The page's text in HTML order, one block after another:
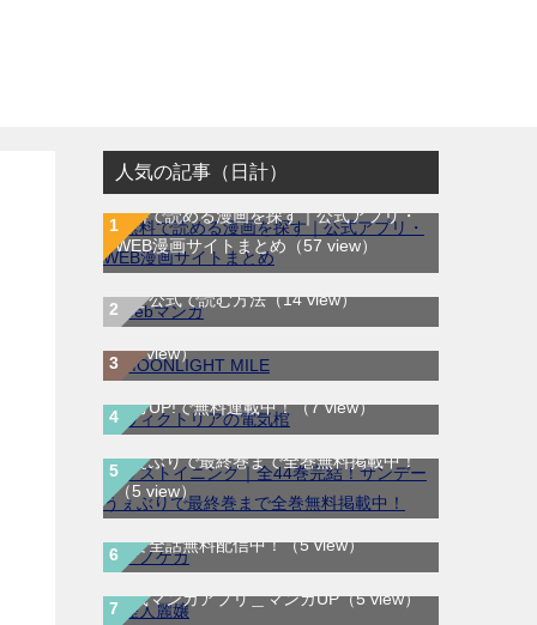
人気の記事（日計）
無料で読める漫画を探す｜公式アプリ・
WEB漫画サイトまとめ （57 view）
WEB漫画サイト一覧｜ブラウザで無料漫
画を公式で読む方法（14 view）
MOONLIGHT MILE｜最新刊第23巻！マ
ンガワンで最新刊まで全巻無料配信中！
（8 view）
ヴィクトリアの電気棺｜最新刊第2巻！マ
ンガUP!で無料連載中！（7 view）
ラストイニング｜全44巻完結！サンデー
うぇぶりで最終巻まで全巻無料掲載中！
（5 view）
テノゲカ｜最新刊第2巻！サンデーうぇぶ
りで全話無料配信中！（5 view）
怪人麗嬢｜最新話まで全話無料で読める
公式マンガアプリ＿マンガUP（5 view）